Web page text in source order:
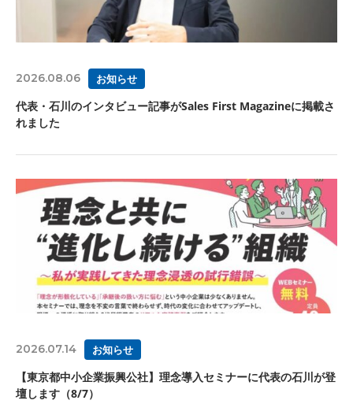
2026.08.06 お知らせ
代表・石川のインタビュー記事がSales First Magazineに掲載さ
れました
2026.07.14 お知らせ
【東京都中小企業振興公社】理念導入セミナーに代表の石川が登
壇します（8/7）